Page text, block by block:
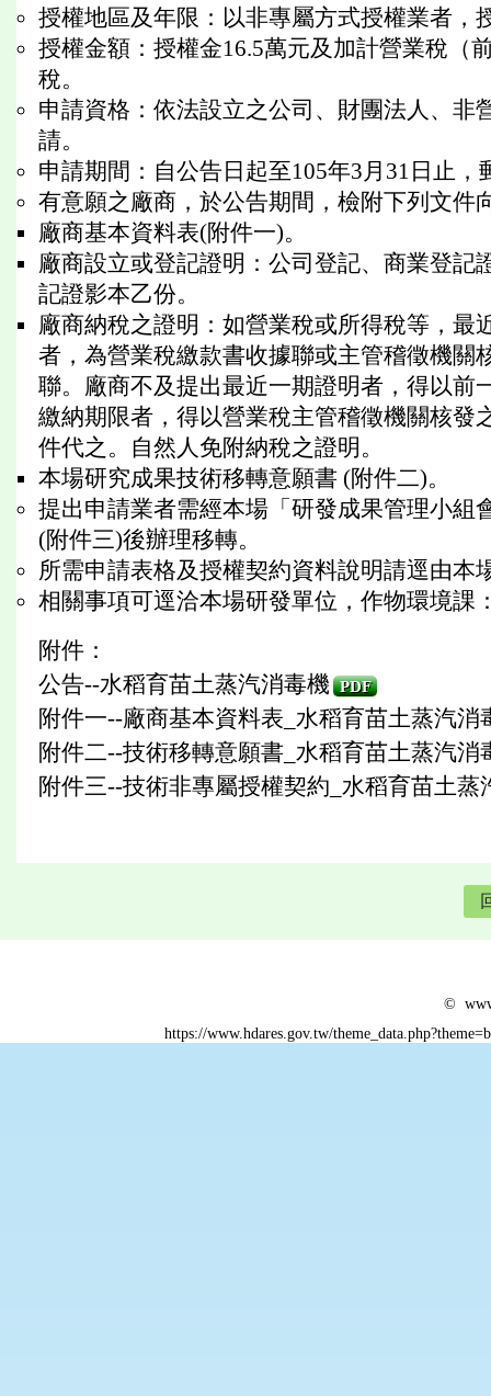
授權地區及年限：以非專屬方式授權業者，
授權金額：授權金16.5萬元及加計營業稅（
稅。
申請資格：依法設立之公司、財團法人、
請。
申請期間：自公告日起至105年3月31日止
有意願之廠商，於公告期間，檢附下列文件
廠商基本資料表(附件一)。
廠商設立或登記證明：公司登記、商業登
記證影本乙份。
廠商納稅之證明：如營業稅或所得稅等，
者，為營業稅繳款書收據聯或主管稽徵機關
聯。廠商不及提出最近一期證明者，得以前
繳納期限者，得以營業稅主管稽徵機關核發
件代之。自然人免附納稅之證明。
本場研究成果技術移轉意願書 (附件二)。
提出申請業者需經本場「研發成果管理小組
(附件三)後辦理移轉。
所需申請表格及授權契約資料說明請逕由本
相關事項可逕洽本場研發單位，作物環境課
附件：
公告--水稻育苗土蒸汽消毒機 PDF
附件一--廠商基本資料表_水稻育苗土蒸汽消
附件二--技術移轉意願書_水稻育苗土蒸汽消
附件三--技術非專屬授權契約_水稻育苗土蒸
©
https://www.hdares.gov.tw/